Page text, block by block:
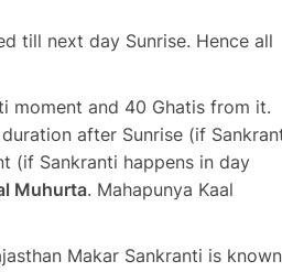
till next day Sunrise. Hence all
moment and 40 Ghatis from it.
after Sunrise (if
(if Sankranti happens in day
Muhurta. Mahapunya Kaal
Makar Sankranti is known